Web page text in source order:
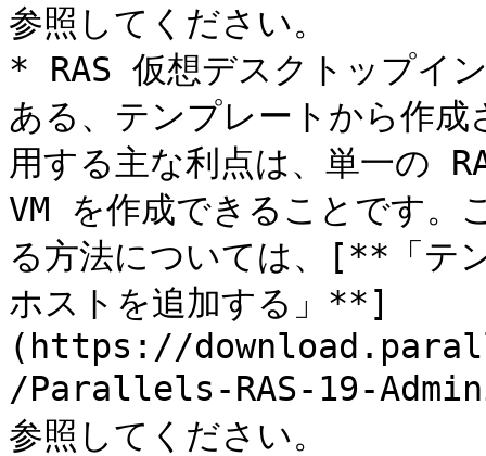
参照してください。
* RAS 仮想デスクトップイ
ある、テンプレートから作成
用する主な利点は、単一の
VM を作成できることです。
る方法については、[**「テ
ホストを追加する」**]
(https://
/Parallels-RAS-19-
参照してください。